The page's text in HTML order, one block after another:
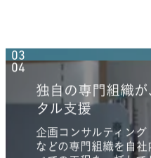
地域に根差した
解決
主要4都市の本部をは
と海外を含むグループ
商業施設分野で
した出店対応
全国ナショナルチェ
支援してきた実績と、
関係性を生かし、安定
独自の専門組織
タル支援
企画コンサルティン
などの専門組織を自社